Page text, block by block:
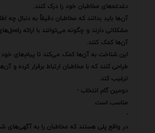
دغدغه‌های مخاطبان خود را درک کنند.
آن‌ها باید بدانند که مخاطبان دقیقاً به دنبال چه
مشکلاتی دارند و چگونه می‌توانند با ارائه
آن‌ها کمک کنند.
این شناخت به آن‌ها کمک می‌کند تا پیام‌های خود
طراحی کنند که با مخاطبان ارتباط برقرار کرده و
ترغیب کند.
دومین گام انتخاب -
مناسب است.
-
در واقع پلی هستند که مخاطبان را به آگهی‌های